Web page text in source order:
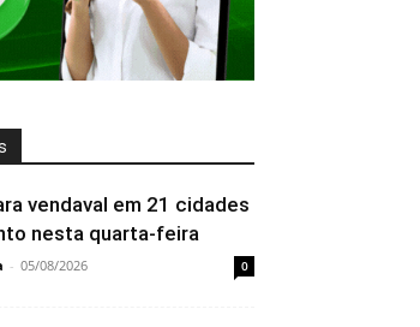
vendaval em 21 cidades
nesta quarta-feira
- 05/08/2026 0